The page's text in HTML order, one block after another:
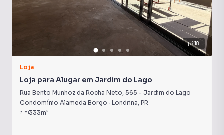
18
Loja
Loja para Alugar em Jardim do Lago
Rua Bento Munhoz da Rocha Neto, 565 - Jardim do Lago
Condomínio Alameda Borgo · Londrina, PR
333m²